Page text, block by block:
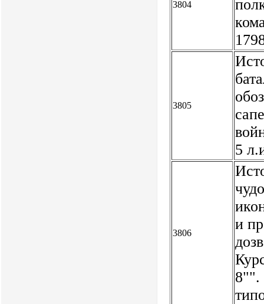
3804
3805
5
3806
и
8"".